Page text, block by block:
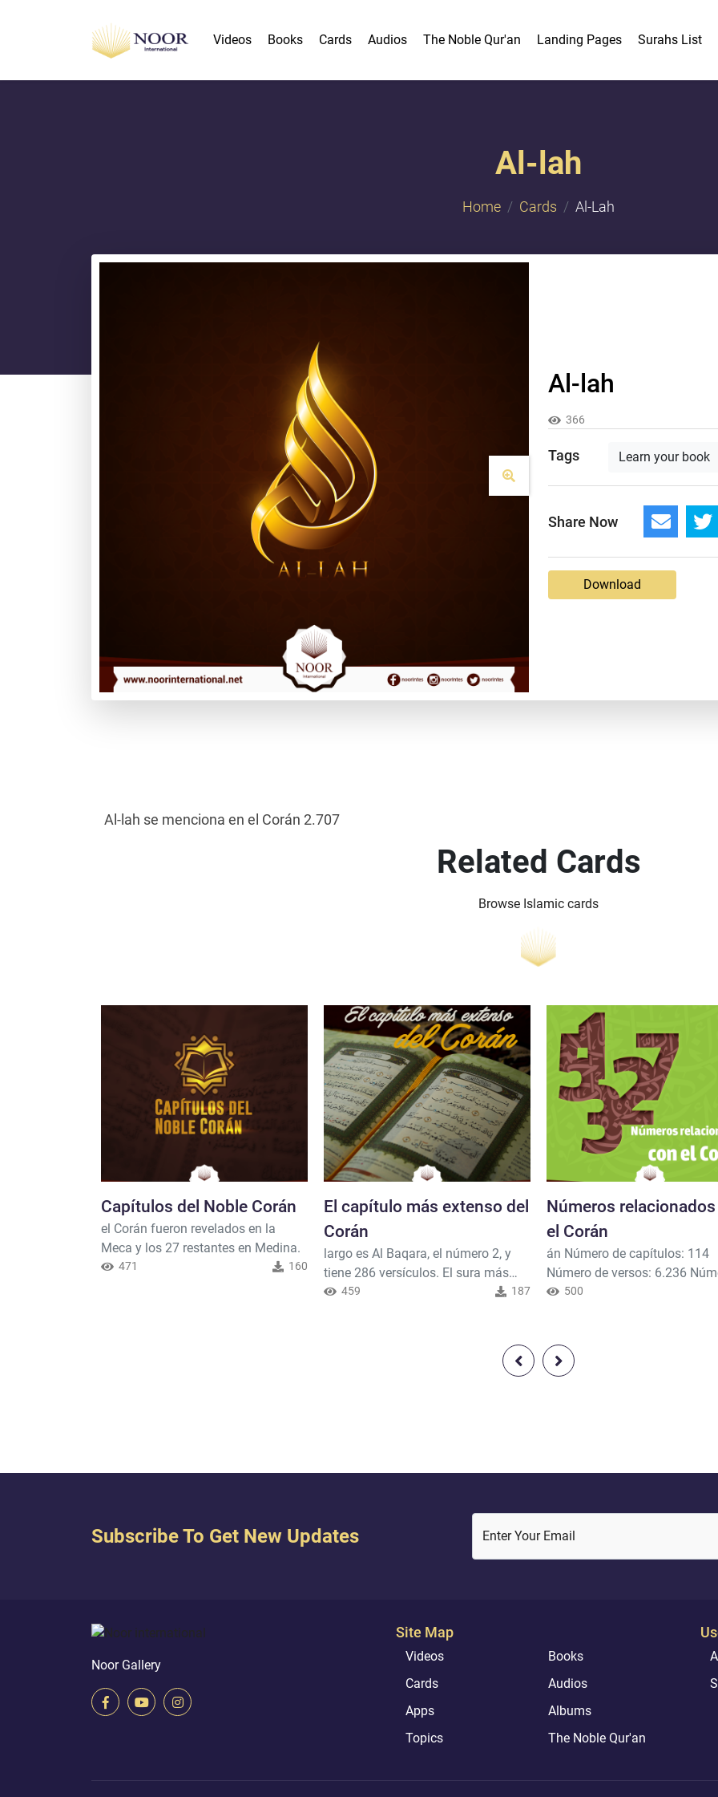
Videos Books Cards Audios The Noble Qur'an Landing Pages Surahs List
Al-lah
Home Cards Al-Lah
Al-lah
366
Tags Learn your book
Share Now
Download
Al-lah se menciona en el Corán 2.707
Related Cards
Browse Islamic cards
Capítulos del Noble Corán
el Corán fueron revelados en la
Meca y los 27 restantes en Medina.
471 160
El capítulo más extenso del
Corán
largo es Al Baqara, el número 2, y
tiene 286 versículos. El sura más
corto es Al Kawzar, el número 108, y
459 187
Números
el Corán
án Número de capítulos: 114
Número de versos: 6.236
palabras: 77.797 Palabras
en las que hay que postrarse:
Letras que componen la
500
Subscribe To Get New Updates Enter Your Email
Noor Gallery
Site Map
Videos
Books
Cards
Audios
Apps
Albums
Topics
The Noble Qur'an